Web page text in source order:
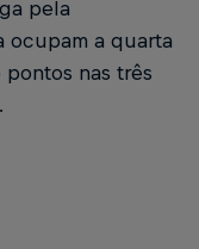
pela
ocupam a quarta
nas três